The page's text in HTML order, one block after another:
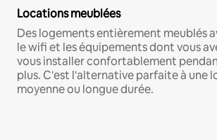
Locations meublées
Des logements entièrement meublés
le wifi et les équipements dont vous
vous installer confortablement
plus. C'est l'alternative parfaite à une
moyenne ou longue durée.